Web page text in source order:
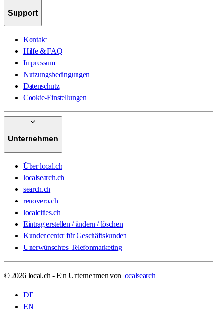
Support
Kontakt
Hilfe & FAQ
Impressum
Nutzungsbedingungen
Datenschutz
Cookie-Einstellungen
Unternehmen
Über local.ch
localsearch.ch
search.ch
renovero.ch
localcities.ch
Eintrag erstellen / ändern / löschen
Kundencenter für Geschäftskunden
Unerwünschtes Telefonmarketing
© 2026 local.ch - Ein Unternehmen von localsearch
DE
EN